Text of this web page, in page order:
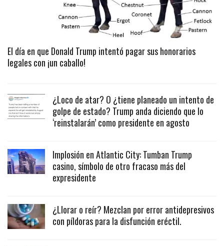
El día en que Donald Trump intentó pagar sus honorarios
legales con ¡un caballo!
¿Loco de atar? O ¿tiene planeado un intento de
golpe de estado? Trump anda diciendo que lo
‘reinstalarán’ como presidente en agosto
Implosión en Atlantic City: Tumban Trump
casino, símbolo de otro fracaso más del
expresidente
¿Llorar o reír? Mezclan por error antidepresivos
con píldoras para la disfunción eréctil.